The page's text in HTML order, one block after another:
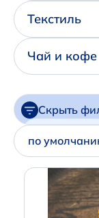
+7
,
+7
Текстиль
Чай и кофе
Скрыть
Артикул
по